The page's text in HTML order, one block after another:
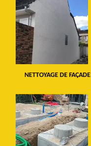
NETTOYAGE DE